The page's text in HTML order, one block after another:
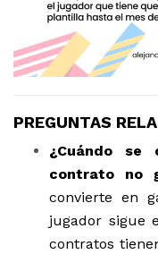
PREGUNTAS
¿Cuándo se
contrato no
convierte en
jugador sigue
contratos